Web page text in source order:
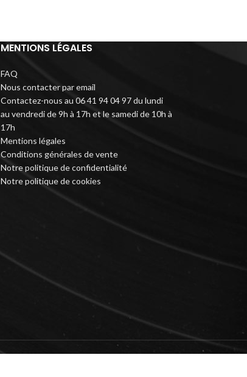
MENTIONS LÉGALES
FAQ
Nous contacter par email
Contactez-nous au 06 41 94 04 97 du lundi
au vendredi de 9h à 17h et le samedi de 10h à
17h
Mentions légales
Conditions générales de vente
Notre politique de confidentialité
Notre politique de cookies